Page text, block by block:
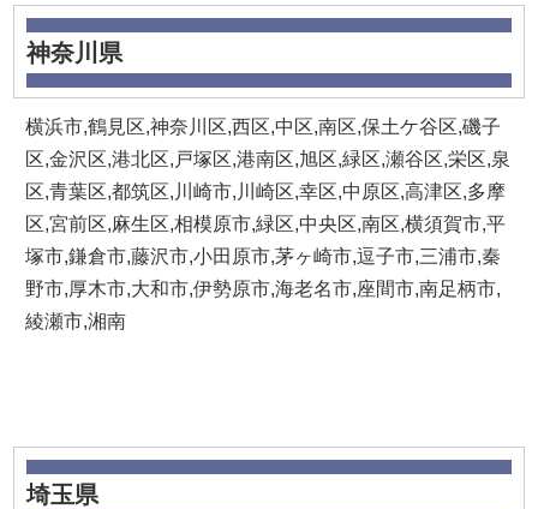
神奈川県
横浜市,鶴見区,神奈川区,西区,中区,南区,保土ケ谷区,磯子
区,金沢区,港北区,戸塚区,港南区,旭区,緑区,瀬谷区,栄区,泉
区,青葉区,都筑区,川崎市,川崎区,幸区,中原区,高津区,多摩
区,宮前区,麻生区,相模原市,緑区,中央区,南区,横須賀市,平
塚市,鎌倉市,藤沢市,小田原市,茅ヶ崎市,逗子市,三浦市,秦
野市,厚木市,大和市,伊勢原市,海老名市,座間市,南足柄市,
綾瀬市,湘南
埼玉県